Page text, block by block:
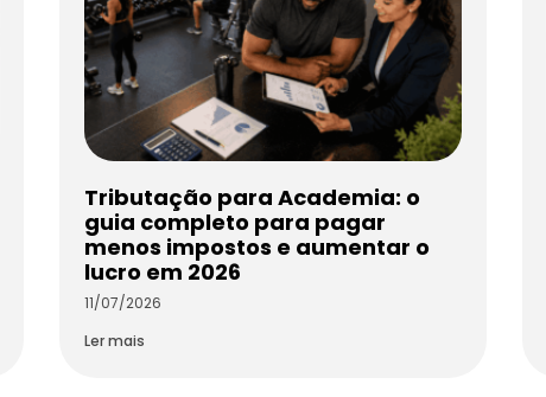
Tributação para Academia: o
guia completo para pagar
menos impostos e aumentar o
lucro em 2026
11/07/2026
Ler mais